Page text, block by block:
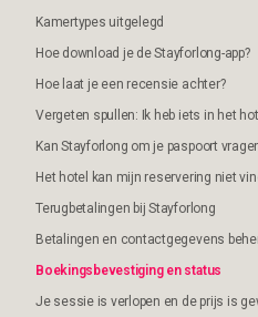
Kamertypes uitgelegd
Hoe download je de Stayforlong-app?
Hoe laat je een recensie achter?
Vergeten spullen: Ik heb iets in het
Kan Stayforlong om je paspoort
Het hotel kan mijn reservering niet
Terugbetalingen bij Stayforlong
Betalingen en contactgegevens
Boekingsbevestiging en status
Je sessie is verlopen en de prijs is